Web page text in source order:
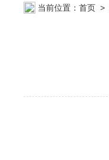
当前位置： 首页 >